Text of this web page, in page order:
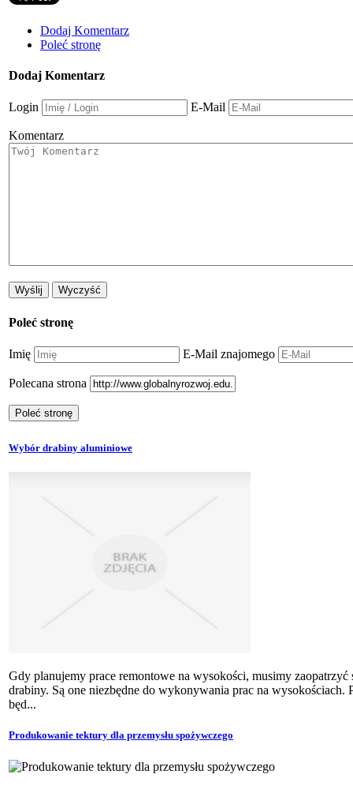
Dodaj Komentarz
Poleć stronę
Dodaj Komentarz
Login E-Mail
Komentarz
Poleć stronę
Imię E-Mail znajomego
Polecana strona
Wybór drabiny aluminiowe
Gdy planujemy prace remontowe na wysokości, musimy
drabiny. Są one niezbędne do wykonywania prac na wysokościach.
będ...
Produkowanie tektury dla przemysłu spożywczego